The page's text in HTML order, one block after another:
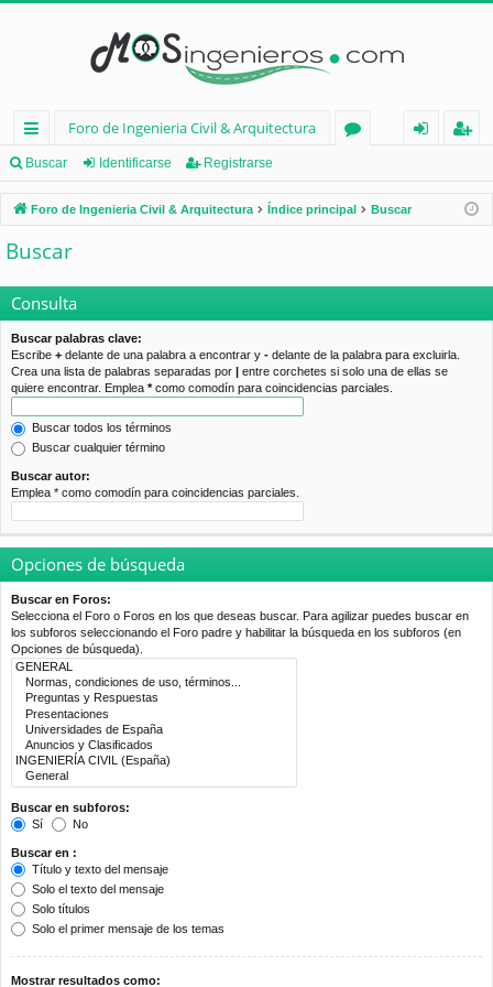
nl
ac
es
rá
pi
d
os
Foro de Ingenieria Civil & Arquitectura
os
nt
ifi
ist
ra
Buscar Identificarse Registrarse
Foro de Ingenieria Civil & Arquitectura Índice principal Buscar
Buscar
Consulta
Buscar palabras clave:
Escribe + delante de una palabra a encontrar y - delante de la palabra para excluirla.
Crea una lista de palabras separadas por | entre corchetes si solo una de ellas se
quiere encontrar. Emplea *como comodín para coincidencias parciales.
Buscar todos los términos
Buscar cualquier término
Buscar autor:
Emplea * como comodín para coincidencias parciales.
Opciones de búsqueda
Buscar en Foros:
Selecciona el Foro o Foros en los que deseas buscar. Para agilizar puedes buscar en
los subforos seleccionando el Foro padre y habilitar la búsqueda en los subforos (en
Opciones de búsqueda).
Buscar en subforos:
Sí
No
Buscar en :
Título y texto del mensaje
Solo el texto del mensaje
Solo títulos
Solo el primer mensaje de los temas
Mostrar resultados como: